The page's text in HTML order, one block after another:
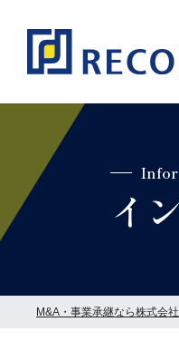
イ
M&A・事業承継なら株式会